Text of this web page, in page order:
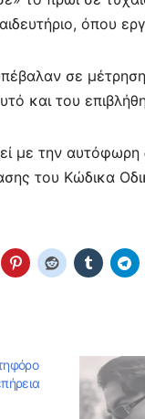
n
g
er
mόπου
σε
και του
με την αυτόφωρη
του Κώδικα